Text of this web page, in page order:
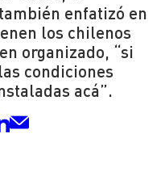
enfatizó en
los chilenos
organizado, “si
condiciones
acá”.